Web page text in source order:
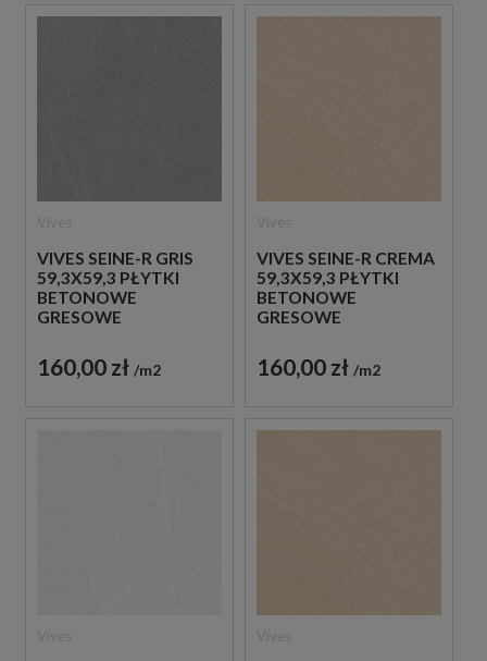
VIVES SEINE-R GRIS
59,3X59,3 PŁYTKI
BETONOWE
GRESOWE
160,00 zł m2
VIVES SEINE-R CREMA
59,3X59,3 PŁYTKI
BETONOWE
GRESOWE
160,00 zł m2